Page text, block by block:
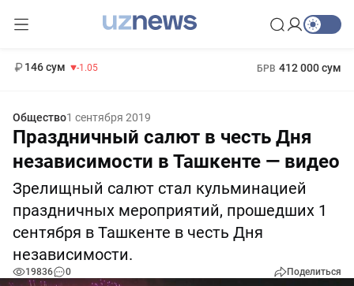
11 887 сум -55.49 МРОТ 1 271 000 сум
Общество1 сентября 2019
Праздничный салют в честь Дня
независимости в Ташкенте — видео
Зрелищный салют стал кульминацией
праздничных мероприятий, прошедших 1
сентября в Ташкенте в честь Дня
независимости.
19836 0 Поделиться